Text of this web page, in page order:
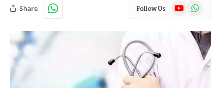
Share Follow Us YouTubeWhatsApp